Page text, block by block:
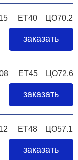
ET40 ЦО70.2
заказать
ET45 ЦО72.6
заказать
ET48 ЦО57.1
заказать